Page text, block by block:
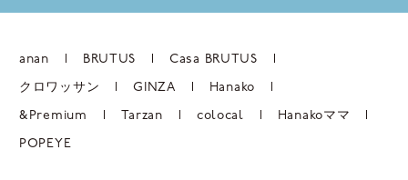
anan BRUTUS Casa BRUTUS
クロワッサン GINZA Hanako
&Premium Tarzan colocal Hanakoママ
POPEYE